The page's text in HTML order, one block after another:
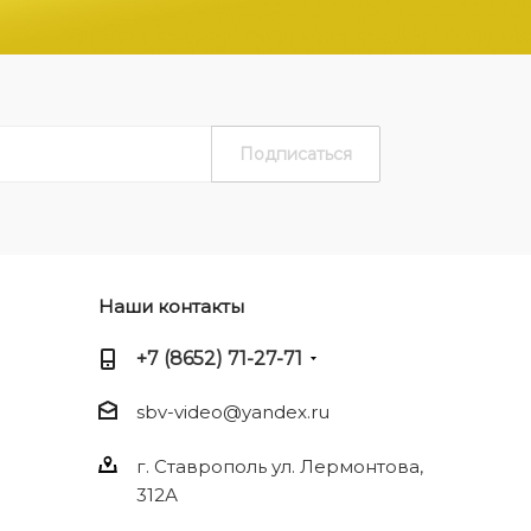
Наши контакты
+7 (8652) 71-27-71
sbv-video@yandex.ru
г. Ставрополь ул. Лермонтова,
312А